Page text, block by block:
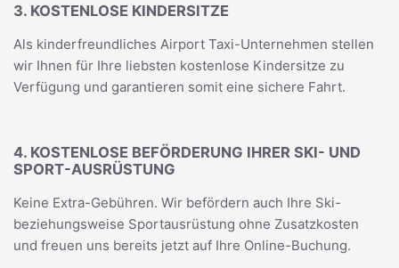
3. KOSTENLOSE KINDERSITZE
Als kinderfreundliches Airport Taxi-Unternehmen stellen
wir Ihnen für Ihre liebsten kostenlose Kindersitze zu
Verfügung und garantieren somit eine sichere Fahrt.
4. KOSTENLOSE BEFÖRDERUNG IHRER SKI- UND
SPORT-AUSRÜSTUNG
Keine Extra-Gebühren. Wir befördern auch Ihre Ski-
beziehungsweise Sportausrüstung ohne Zusatzkosten
und freuen uns bereits jetzt auf Ihre Online-Buchung.